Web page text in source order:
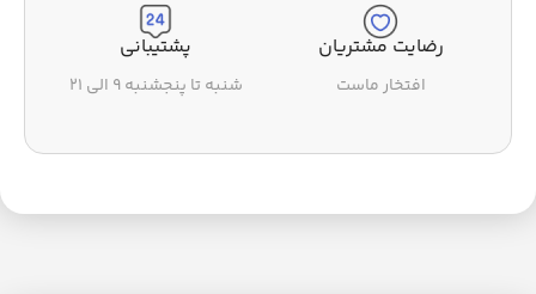
رضایت مشتریان
افتخار ماست
پشتیبانی
شنبه تا پنجشنبه ۹ الی ۲۱